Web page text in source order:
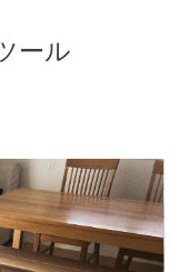
ール